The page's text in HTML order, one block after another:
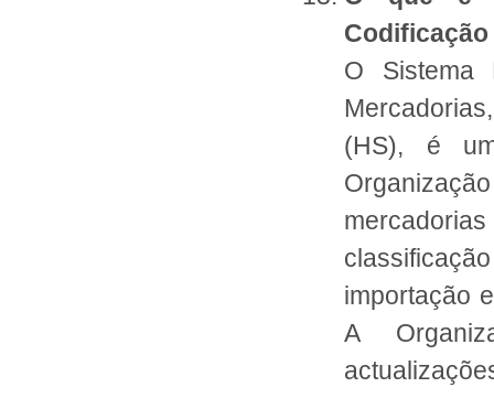
O Sistema
(HS), é
importação
A